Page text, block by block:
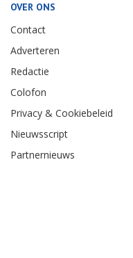
OVER ONS
Contact
Adverteren
Redactie
Colofon
Privacy & Cookiebeleid
Nieuwsscript
Partnernieuws